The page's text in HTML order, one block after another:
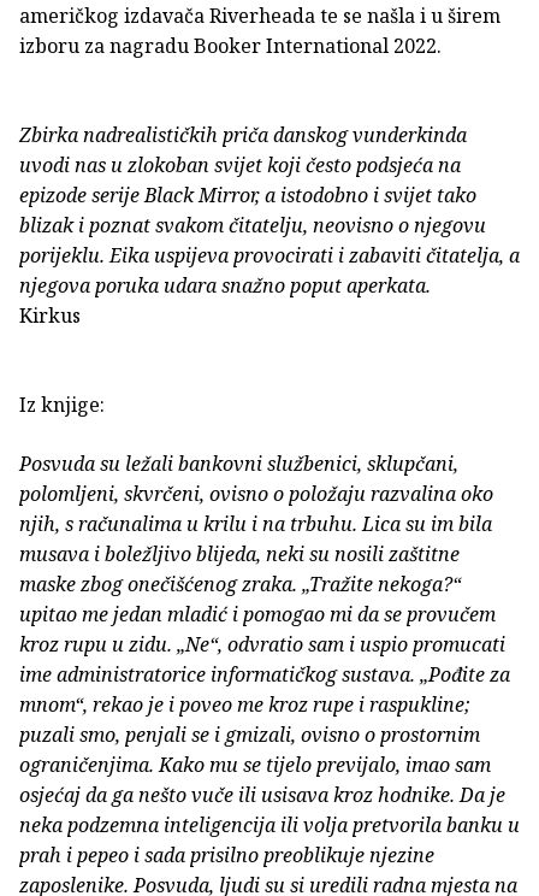
američkog izdavača Riverheada te se našla i u širem
izboru za nagradu Booker International 2022.
Zbirka nadrealističkih priča danskog vunderkinda
uvodi nas u zlokoban svijet koji često podsjeća na
epizode serije Black Mirror, a istodobno i svijet tako
blizak i poznat svakom čitatelju, neovisno o njegovu
porijeklu. Eika uspijeva provocirati i zabaviti čitatelja, a
njegova poruka udara snažno poput aperkata.
Kirkus
Iz knjige:
Posvuda su ležali bankovni službenici, sklupčani,
polomljeni, skvrčeni, ovisno o položaju razvalina oko
njih, s računalima u krilu i na trbuhu. Lica su im bila
musava i boležljivo blijeda, neki su nosili zaštitne
maske zbog onečišćenog zraka. „Tražite nekoga?“
upitao me jedan mladić i pomogao mi da se provučem
kroz rupu u zidu. „Ne“, odvratio sam i uspio promucati
ime administratorice informatičkog sustava. „Pođite za
mnom“, rekao je i poveo me kroz rupe i raspukline;
puzali smo, penjali se i gmizali, ovisno o prostornim
ograničenjima. Kako mu se tijelo previjalo, imao sam
osjećaj da ga nešto vuče ili usisava kroz hodnike. Da je
neka podzemna inteligencija ili volja pretvorila banku u
prah i pepeo i sada prisilno preoblikuje njezine
zaposlenike. Posvuda, ljudi su si uredili radna mjesta na